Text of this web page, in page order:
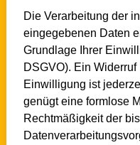
Die Verarbeitung der
eingegebenen Daten
Grundlage Ihrer
DSGVO). Ein
Einwilligung ist
genügt eine formlose
Rechtmäßigkeit der